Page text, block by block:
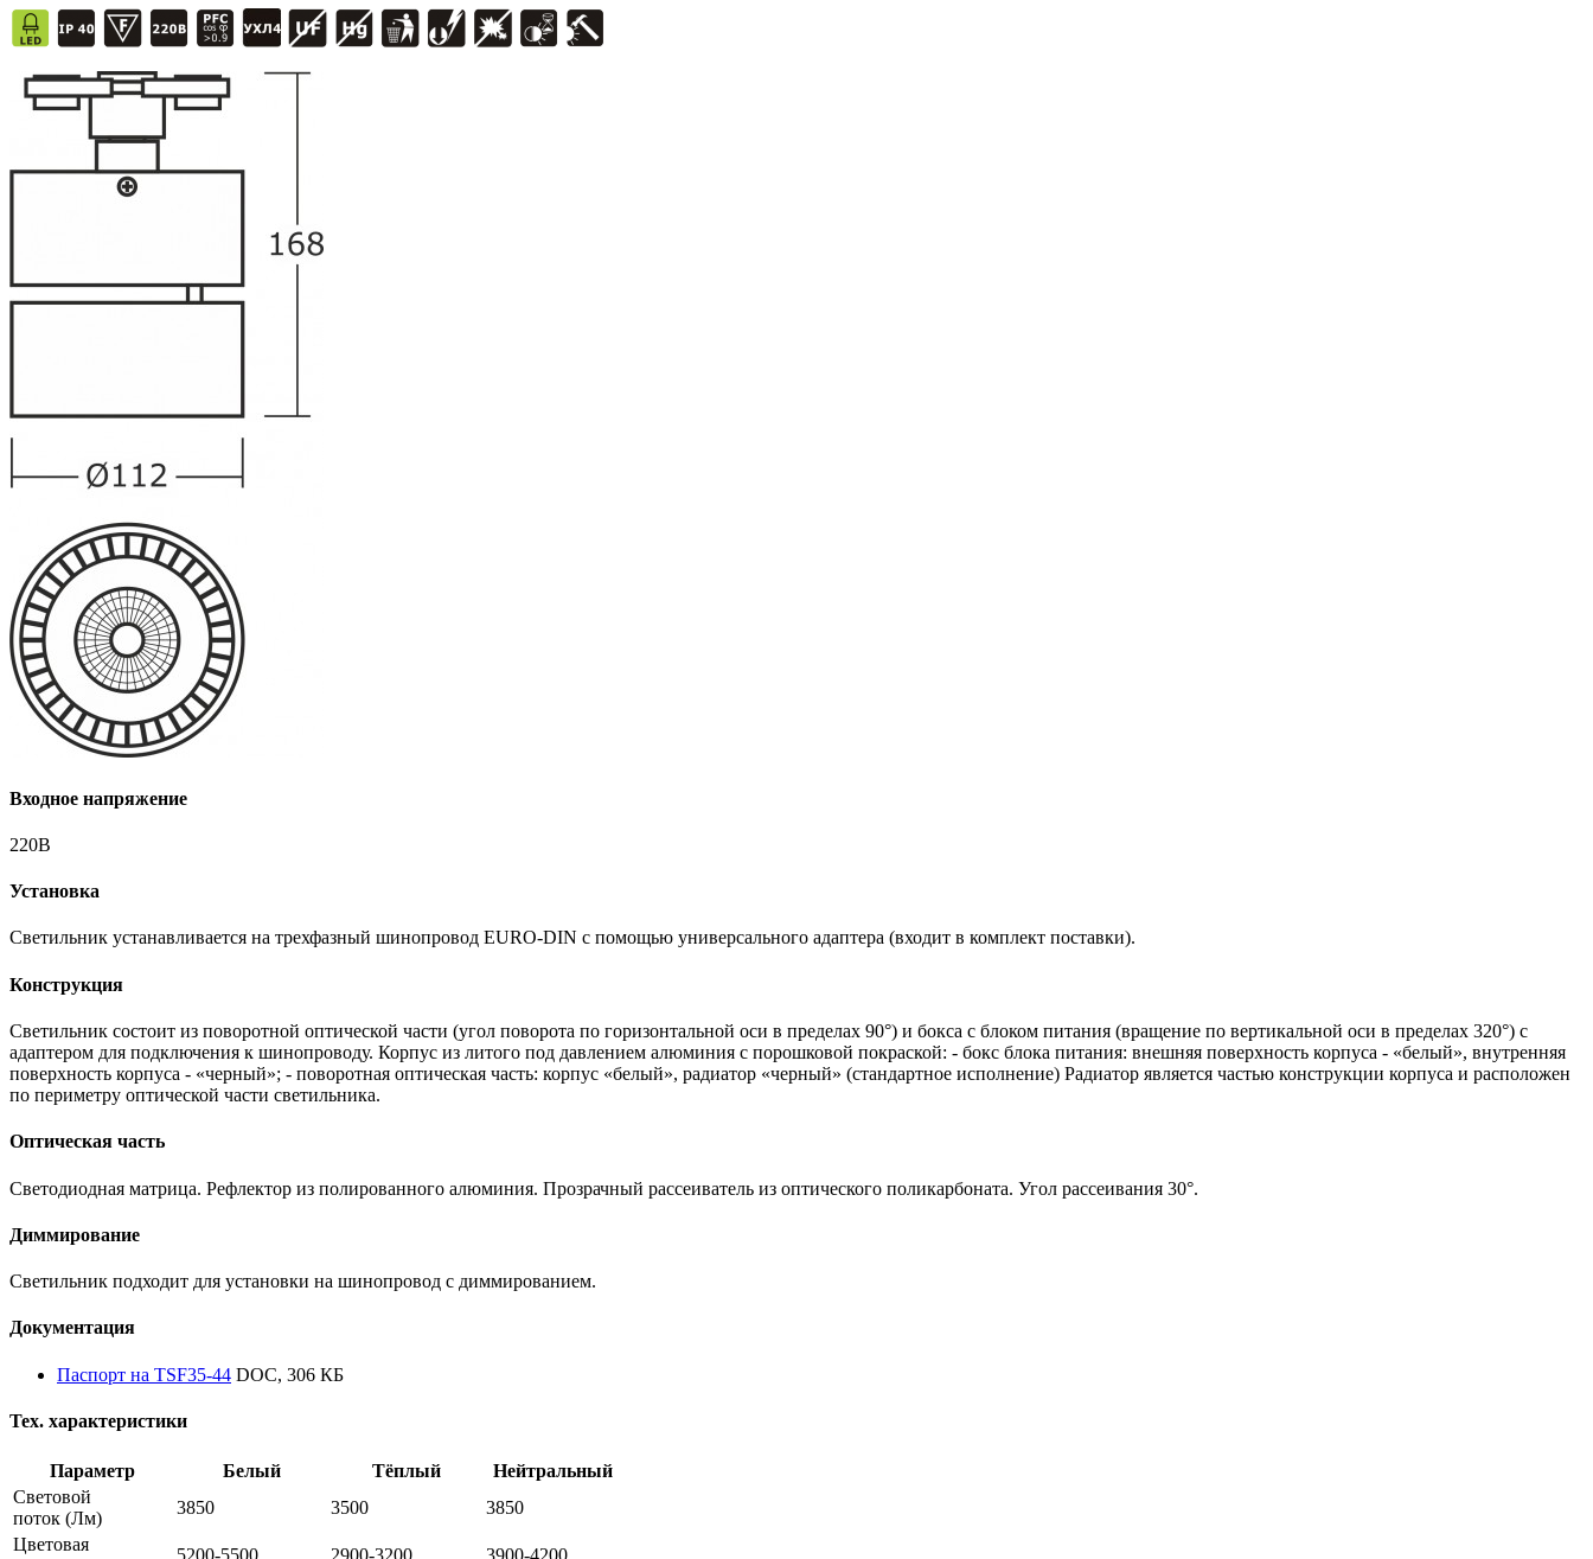
Входное напряжение
220В
Установка
Светильник устанавливается на трехфазный шинопровод EURO-DIN с помощью универсального адаптера (входит в комплект поставки).
Конструкция
Светильник состоит из поворотной оптической части (угол поворота по горизонтальной оси в пределах 90°) и бокса с блоком питания (вращение по вертикальной оси в пределах 320°) с
адаптером для подключения к шинопроводу. Корпус из литого под давлением алюминия с порошковой покраской: - бокс блока питания: внешняя поверхность корпуса - «белый», внутренняя
поверхность корпуса - «черный»; - поворотная оптическая часть: корпус «белый», радиатор «черный» (стандартное исполнение) Радиатор является частью конструкции корпуса и расположен
по периметру оптической части светильника.
Оптическая часть
Светодиодная матрица. Рефлектор из полированного алюминия. Прозрачный рассеиватель из оптического поликарбоната. Угол рассеивания 30°.
Диммирование
Светильник подходит для установки на шинопровод с диммированием.
Документация
Паспорт на TSF35-44 DOC, 306 КБ
Тех. характеристики
Параметр Белый Тёплый
Нейтральный
Световой
поток (Лм)
3850 3500
3850
Цветовая